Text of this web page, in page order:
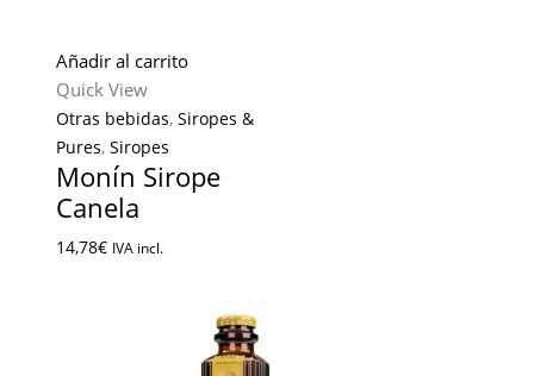
Añadir al carrito
Quick View
Otras bebidas, Siropes &
Pures, Siropes
Monín Sirope
Canela
14,78€ IVA incl.